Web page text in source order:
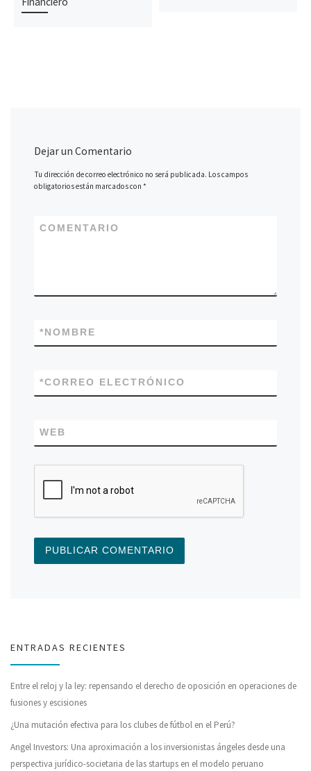
Dejar un Comentario
Tu dirección de correo electrónico no será publicada. Los campos
obligatorios están marcados con*
COMENTARIO
NOMBRE
*
CORREO ELECTRÓNICO
*
WEB
ENTRADAS RECIENTES
Entre el reloj y la ley: repensando el derecho de oposición en operaciones de
fusiones y escisiones
¿Una mutación efectiva para los clubes de fútbol en el Perú?
Angel Investors: Una aproximación a los inversionistas ángeles desde una
perspectiva jurídico-societaria de las startups en el modelo peruano